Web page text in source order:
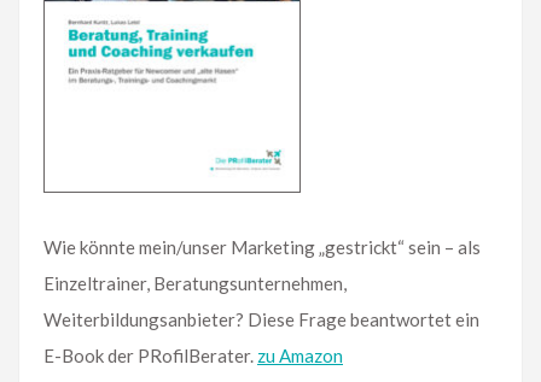
Wie könnte mein/unser Marketing „gestrickt“ sein – als
Einzeltrainer, Beratungsunternehmen,
Weiterbildungsanbieter? Diese Frage beantwortet ein
E-Book der PRofilBerater. zu Amazon